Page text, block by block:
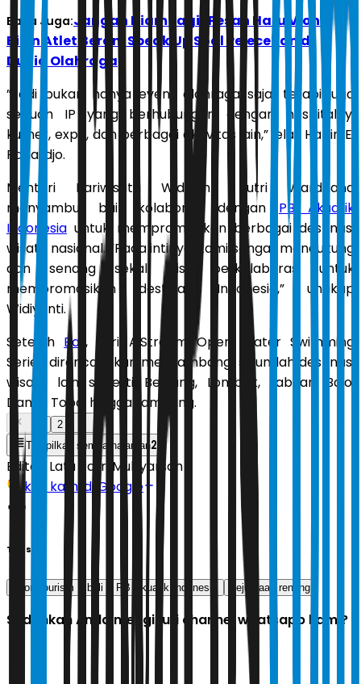
Baca Juga:Jangan Diam Lagi! Pesan Haru Viona
Bikin Atlet Berani Speak Up Soal Pelecehan di
Dunia Olahraga
”Jadi bukan hanya event olahraga saja, tetapi juga
sebuah IP yang berhubungan dengan hospitality,
kuliner, expo, dan berbagai aktivitas lain,” jelas Harlin E.
Rahardjo.
Menteri Pariwisata Widiyanti Putri Wardhana
menyambut baik kolaborasi dengan PB Akuatik
Indonesia untuk mempromosikan berbagai destinasi
wisata nasional. ”Pada intinya, kami sangat mendukung
dan senang sekali bisa berkolaborasi untuk
mempromosikan destinasi Indonesia,” ungkap
Widiyanti.
Setelah Bali , seri A.Stream Open Water Swimming
Series direncanakan menyambangi sejumlah destinasi
wisata lain seperti Belitung, Lombok, Labuan Bajo,
Danau Toba, hingga Lampung.
2
Tampilkan semua halaman2
Editor: Latu Ratri Mubyarsah
Ikuti kami di Google
Tags
sport tourism bali PB Akuatik Indonesia kejuaraan renang
Sudahkah Anda mengikuti channel whatsapp kami?